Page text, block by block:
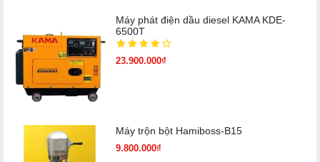
Máy phát điện dầu diesel KAMA KDE-
6500T
23.900.000₫
Máy trộn bột Hamiboss-B15
9.800.000₫